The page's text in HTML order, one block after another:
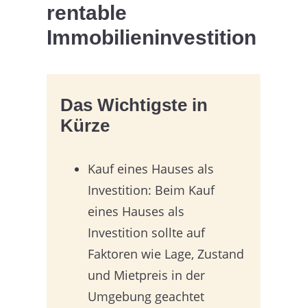
rentable
Immobilieninvestition
Das Wichtigste in
Kürze
Kauf eines Hauses als
Investition: Beim Kauf
eines Hauses als
Investition sollte auf
Faktoren wie Lage, Zustand
und Mietpreis in der
Umgebung geachtet